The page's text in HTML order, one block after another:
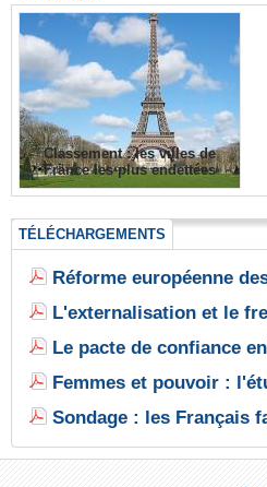
Classement : les villes de
France les plus endettées
TÉLÉCHARGEMENTS
Réforme européenne
L'externalisation et le
Le pacte de confiance
Femmes et pouvoir :
Sondage : les Français